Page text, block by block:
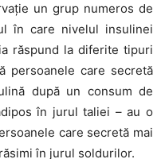
un grup numeros de
în care nivelul insulinei
răspund la diferite tipuri
persoanele care secretă
după un consum de
în jurul taliei – au o
care secretă mai
în jurul soldurilor.